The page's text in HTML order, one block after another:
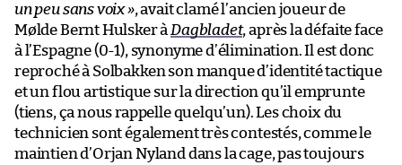
un peu sans voix », avait clamé l’ancien joueur de
Mølde Bernt Hulsker à Dagbladet, après la défaite face
à l’Espagne (0-1), synonyme d’élimination. Il est donc
reproché à Solbakken son manque d’identité tactique
et un flou artistique sur la direction qu’il emprunte
(tiens, ça nous rappelle quelqu’un). Les choix du
technicien sont également très contestés, comme le
maintien d’Orjan Nyland dans la cage, pas toujours